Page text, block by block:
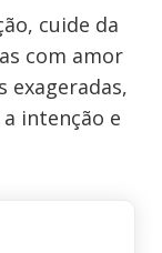
cuide da
com amor
exageradas,
intenção e